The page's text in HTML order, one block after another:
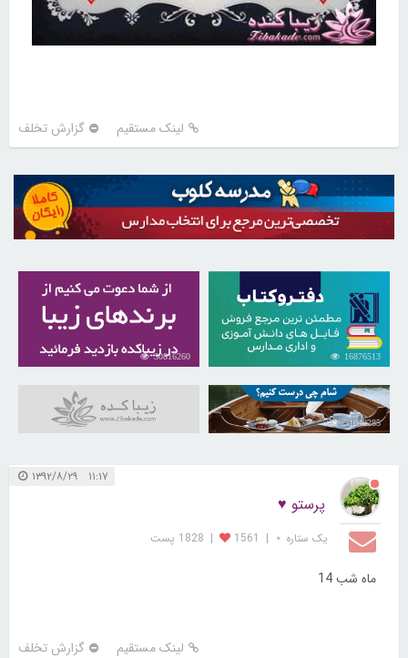
لینک مستقیم گزارش تخلف
16876513
30816260
31040285
۱۱:۱۷ ۱۳۹۲/۸/۲۹
پرستو ♥
یک ستاره ⋆ |
1561
| 1828 پست
ماه شب 14
لینک مستقیم گزارش تخلف